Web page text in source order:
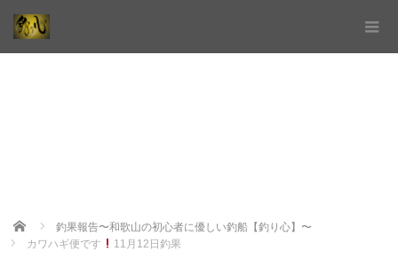
Home
釣果報告〜和歌山の初心者に優しい釣船【釣り心】〜
カワハギ便です
11月12日釣果